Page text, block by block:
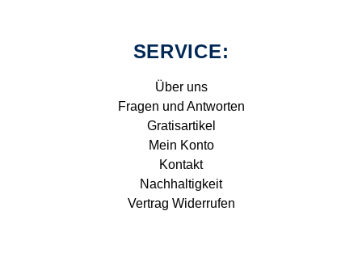
SERVICE:
Über uns
Fragen und Antworten
Gratisartikel
Mein Konto
Kontakt
Nachhaltigkeit
Vertrag Widerrufen